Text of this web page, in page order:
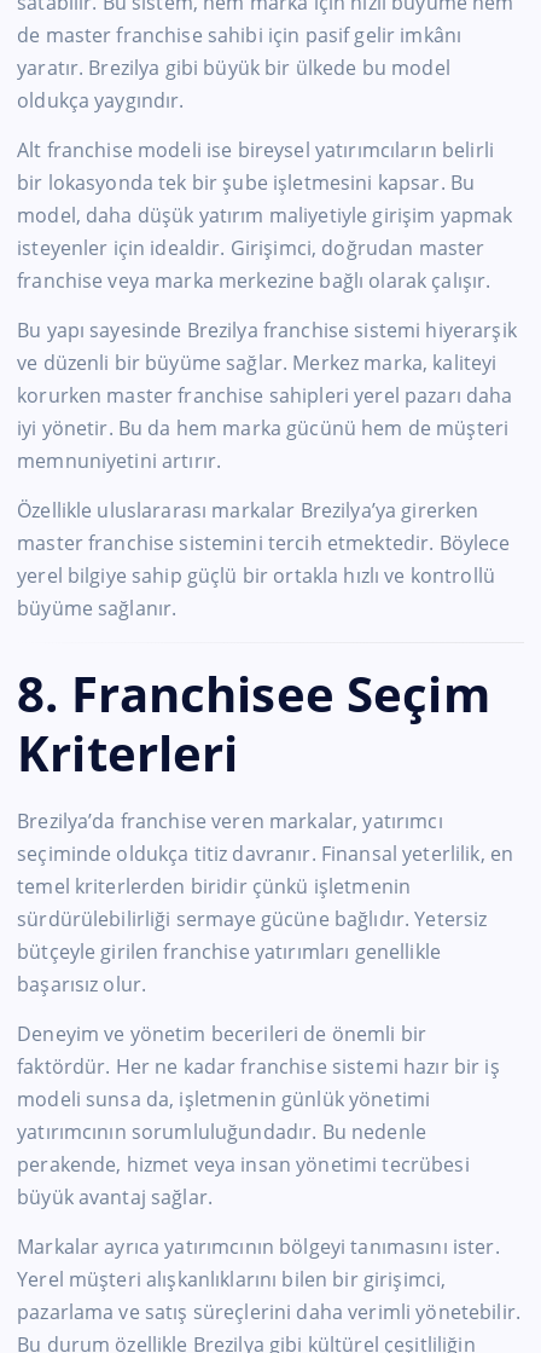
de master franchise sahibi için pasif gelir imkânı
yaratır. Brezilya gibi büyük bir ülkede bu model
oldukça yaygındır.
Alt franchise modeli ise bireysel yatırımcıların belirli
bir lokasyonda tek bir şube işletmesini kapsar. Bu
model, daha düşük yatırım maliyetiyle girişim yapmak
isteyenler için idealdir. Girişimci, doğrudan master
franchise veya marka merkezine bağlı olarak çalışır.
Bu yapı sayesinde Brezilya franchise sistemi hiyerarşik
ve düzenli bir büyüme sağlar. Merkez marka, kaliteyi
korurken master franchise sahipleri yerel pazarı daha
iyi yönetir. Bu da hem marka gücünü hem de müşteri
memnuniyetini artırır.
Özellikle uluslararası markalar Brezilya’ya girerken
master franchise sistemini tercih etmektedir. Böylece
yerel bilgiye sahip güçlü bir ortakla hızlı ve kontrollü
büyüme sağlanır.
8. Franchisee Seçim
Kriterleri
Brezilya’da franchise veren markalar, yatırımcı
seçiminde oldukça titiz davranır. Finansal yeterlilik, en
temel kriterlerden biridir çünkü işletmenin
sürdürülebilirliği sermaye gücüne bağlıdır. Yetersiz
bütçeyle girilen franchise yatırımları genellikle
başarısız olur.
Deneyim ve yönetim becerileri de önemli bir
faktördür. Her ne kadar franchise sistemi hazır bir iş
modeli sunsa da, işletmenin günlük yönetimi
yatırımcının sorumluluğundadır. Bu nedenle
perakende, hizmet veya insan yönetimi tecrübesi
büyük avantaj sağlar.
Markalar ayrıca yatırımcının bölgeyi tanımasını ister.
Yerel müşteri alışkanlıklarını bilen bir girişimci,
pazarlama ve satış süreçlerini daha verimli yönetebilir.
Bu durum özellikle Brezilya gibi kültürel çeşitliliğin